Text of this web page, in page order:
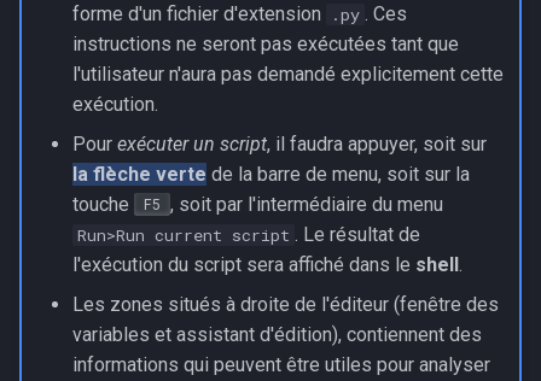
forme d'un fichier d'extension
.py
. Ces
instructions ne seront pas exécutées tant que
l'utilisateur n'aura pas demandé explicitement cette
exécution.
Pour exécuter un script, il faudra appuyer, soit sur
la flèche verte de la barre de menu, soit sur la
touche
F5 , soit par l'intermédiaire du menu
Run>Run current script
. Le résultat de
l'exécution du script sera affiché dans le shell.
Les zones situés à droite de l'éditeur (fenêtre des
variables et assistant d'édition), contiennent des
informations qui peuvent être utiles pour analyser